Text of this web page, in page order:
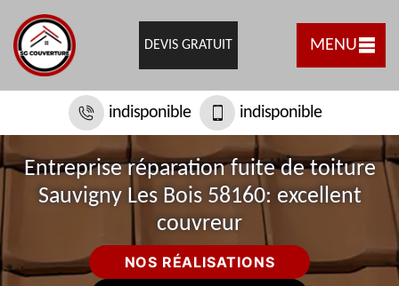
DEVIS GRATUIT MENU
indisponible indisponible
Entreprise réparation fuite de toiture
Sauvigny Les Bois 58160: excellent
couvreur
NOS RÉALISATIONS